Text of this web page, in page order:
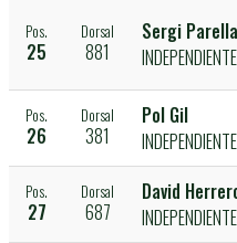
Pos.
25
Dorsal
881
Sergi
INDEPENDIENTE
Pos.
26
Dorsal
381
Pol Gil
INDEPENDIENTE
Pos.
27
Dorsal
687
David
INDEPENDIENTE